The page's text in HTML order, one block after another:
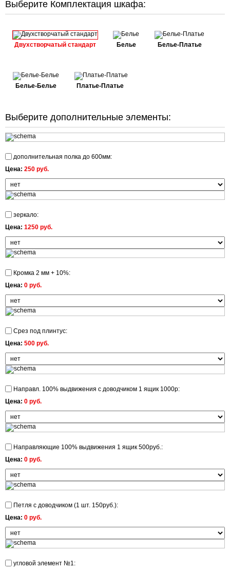
Выберите Комплектация шкафа:
Двухстворчатый стандарт Белье Белье-Платье
Белье-Белье Платье-Платье
Выберите дополнительные элементы:
дополнительная полка до 600мм:
Цена: 250 руб.
зеркало:
Цена: 1250 руб.
Кромка 2 мм + 10%:
Цена: 0 руб.
Срез под плинтус:
Цена: 500 руб.
Направл. 100% выдвижения с доводчиком 1 ящик 1000р:
Цена: 0 руб.
Направляющие 100% выдвижения 1 ящик 500руб.:
Цена: 0 руб.
Петля с доводчиком (1 шт. 150руб.):
Цена: 0 руб.
угловой элемент №1: